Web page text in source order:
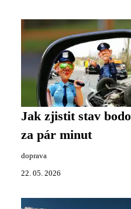
Jak zjistit stav
za pár minut
doprava
22. 05. 2026